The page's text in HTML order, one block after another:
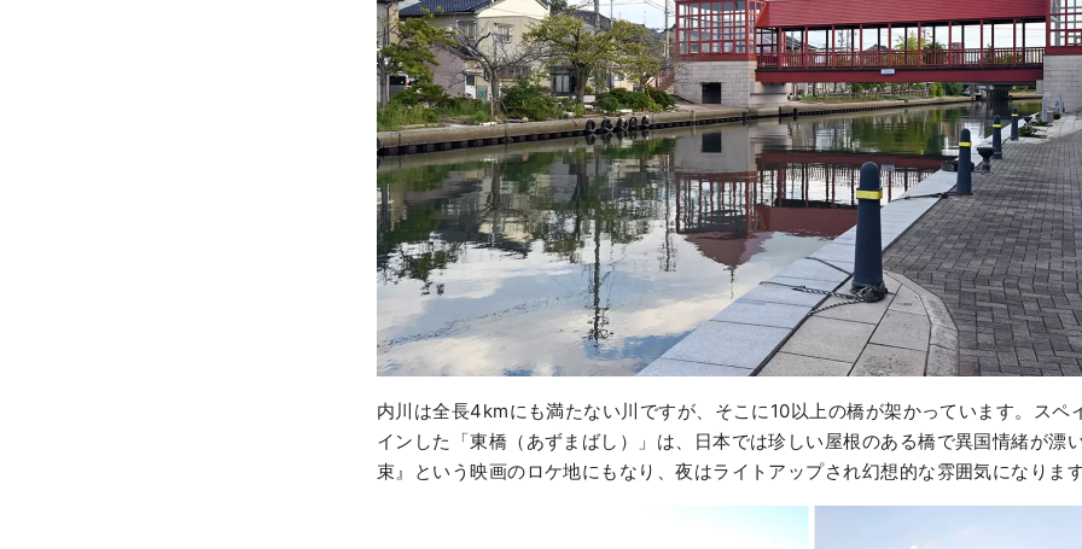
内川は全長4kmにも満たない川ですが、そこに10以上の橋が架かっています。スペ
インした「東橋（あずまばし）」は、日本では珍しい屋根のある橋で異国情緒が漂
束』という映画のロケ地にもなり、夜はライトアップされ幻想的な雰囲気になりま